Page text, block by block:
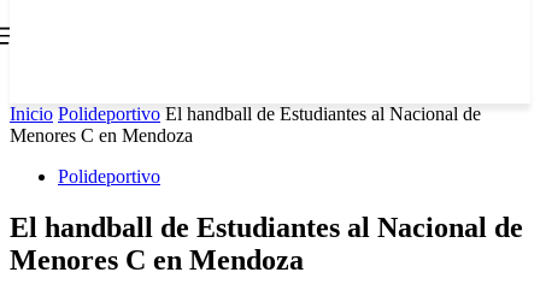
Inicio Polideportivo El handball de Estudiantes al Nacional de
Menores C en Mendoza
Polideportivo
El handball de Estudiantes al Nacional de
Menores C en Mendoza